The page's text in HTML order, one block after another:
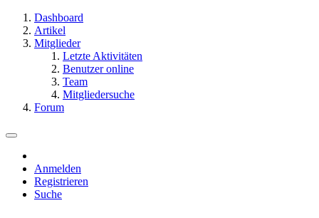
Dashboard
Artikel
Mitglieder
Letzte Aktivitäten
Benutzer online
Team
Mitgliedersuche
Forum
Anmelden
Registrieren
Suche